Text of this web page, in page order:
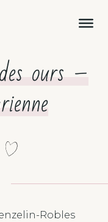
ours –
Robles